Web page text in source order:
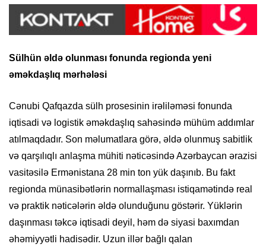
Sülhün əldə olunması fonunda regionda yeni
əməkdaşlıq mərhələsi
Cənubi Qafqazda sülh prosesinin irəliləməsi fonunda
iqtisadi və logistik əməkdaşlıq sahəsində mühüm addımlar
atılmaqdadır. Son məlumatlara görə, əldə olunmuş sabitlik
və qarşılıqlı anlaşma mühiti nəticəsində Azərbaycan ərazisi
vasitəsilə Ermənistana 28 min ton yük daşınıb. Bu fakt
regionda münasibətlərin normallaşması istiqamətində real
və praktik nəticələrin əldə olunduğunu göstərir. Yüklərin
daşınması təkcə iqtisadi deyil, həm də siyasi baxımdan
əhəmiyyətli hadisədir. Uzun illər bağlı qalan